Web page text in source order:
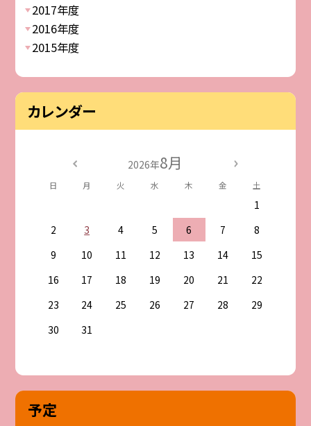
2017年度
2016年度
2015年度
カレンダー
2026年8月
日 月 火 水 木 金 土
1
2
3 4 5 6 7
8
9
10 11 12 13 14
15
16
17 18 19 20 21
22
23
24 25 26 27 28
29
30
31
予定